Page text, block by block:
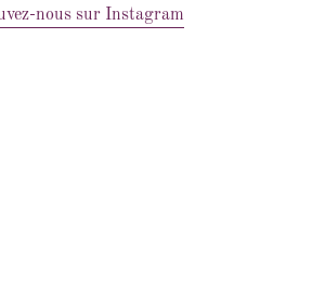
nous sur Instagram